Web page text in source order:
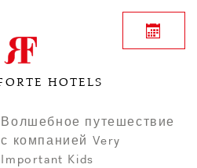
ROCCO FORTE HOTELS
Волшебное путешествие
с компанией Very
Important Kids